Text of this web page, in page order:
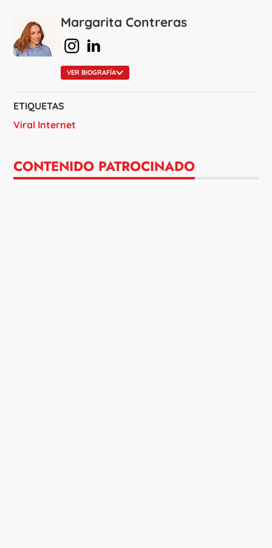
Margarita Contreras
en Instagram
en Linkedin
VER BIOGRAFÍA
ETIQUETAS
Viral Internet
CONTENIDO PATROCINADO